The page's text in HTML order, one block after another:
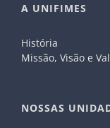
A UNIFIMES
História
Missão, Visão e
NOSSAS